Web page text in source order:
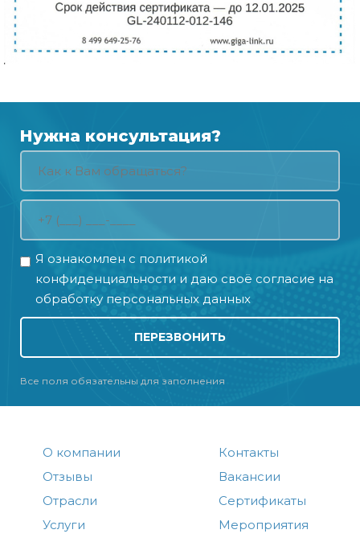
Нужна консультация?
Я ознакомлен с политикой
конфиденциальности и даю своё согласие на
обработку персональных данных
ПЕРЕЗВОНИТЬ
Все поля обязательны для заполнения
О компании
Отзывы
Отрасли
Услуги
Контакты
Вакансии
Сертификаты
Мероприятия